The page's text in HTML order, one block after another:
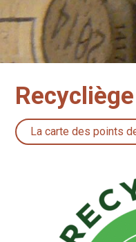
Recycliège
La carte des points